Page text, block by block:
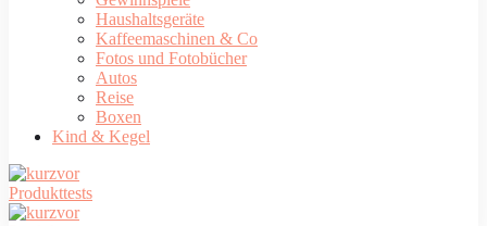
Haushaltsgeräte
Kaffeemaschinen & Co
Fotos und Fotobücher
Autos
Reise
Boxen
Kind & Kegel